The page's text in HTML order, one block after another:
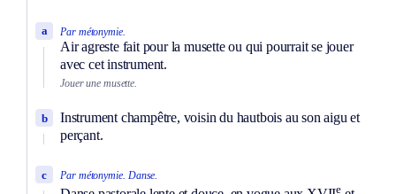
Par métonymie.
Air agreste fait pour la musette ou qui pourrait se jouer
avec cet instrument.
a
Jouer une musette.
Instrument champêtre, voisin du hautbois au son aigu et
perçant.
b
Par métonymie. Danse.
e
c